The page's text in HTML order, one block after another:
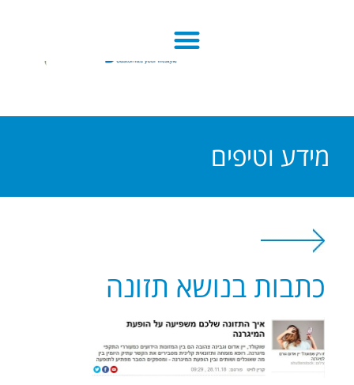
מידע וטיפים
כתבות בנושא תזונה